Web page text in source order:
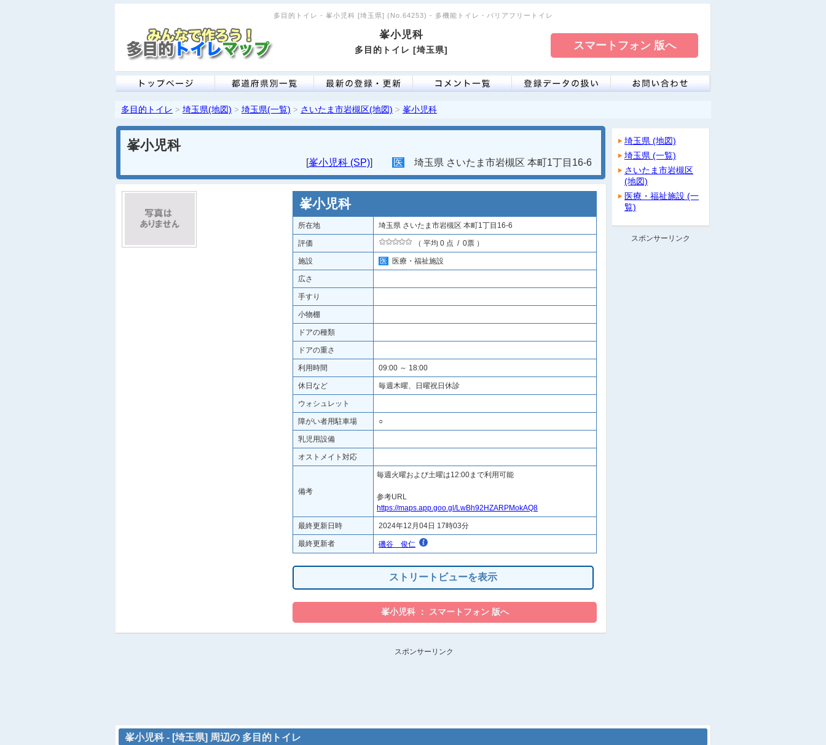
多目的トイレ - 峯小児科 [埼玉県] (No.64253) - 多機能トイレ・バリアフリートイレ
峯小児科
多目的トイレ [埼玉県]
多目的トイレ > 埼玉県(地図) > 埼玉県(一覧) > さいたま市岩槻区(地図) > 峯小児科
峯小児科
[峯小児科 (SP)] 医 埼玉県 さいたま市岩槻区 本町1丁目16-6
埼玉県 (地図)
埼玉県 (一覧)
さいたま市岩槻区
(地図)
医療・福祉施設 (一
覧)
スポンサーリンク
峯小児科
所在地 埼玉県 さいたま市岩槻区 本町1丁目16-6
評価 （ 平均 0 点 / 0票 ）
施設 医 医療・福祉施設
広さ
手すり
小物棚
ドアの種類
ドアの重さ
利用時間 09:00 ～ 18:00
休日など 毎週木曜、日曜祝日休診
ウォシュレット
障がい者用駐車場 ○
乳児用設備
オストメイト対応
備考
毎週火曜および土曜は12:00まで利用可能
参考URL
https://maps.app.goo.gl/LwBh92HZARPMokAQ8
最終更新日時 2024年12月04日 17時03分
最終更新者 磯谷 俊仁
ストリートビューを表示
スポンサーリンク
峯小児科 - [埼玉県] 周辺の 多目的トイレ